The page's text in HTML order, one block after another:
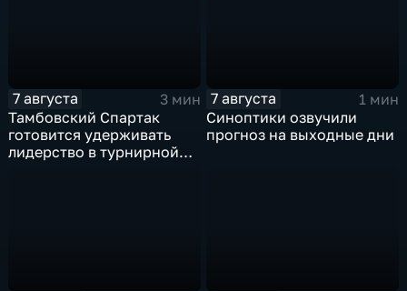
7 августа
3 мин
Тамбовский Спартак
готовится удерживать
лидерство в турнирной
7 августа
1 мин
Синоптики озвучили
прогноз на выходные дни